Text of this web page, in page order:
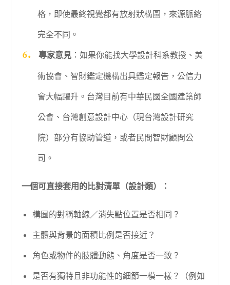
格，即使最終視覺都有放射狀構圖，來源脈絡
完全不同。
專家意見：如果你能找大學設計科系教授、美
術協會、智財鑑定機構出具鑑定報告，公信力
會大幅躍升。台灣目前有中華民國全國建築師
公會、台灣創意設計中心（現台灣設計研究
院）部分有協助管道，或者民間智財顧問公
司。
一個可直接套用的比對清單（設計類）：
構圖的對稱軸線／消失點位置是否相同？
主體與背景的面積比例是否接近？
角色或物件的肢體動態、角度是否一致？
是否有獨特且非功能性的細節一模一樣？（例如